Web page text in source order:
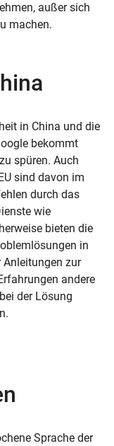
außer sich
machen.
in China und die
bekommt
spüren. Auch
sind davon im
durch das
wie
bieten die
in
Anleitungen zur
andere
der Lösung
Sprache der